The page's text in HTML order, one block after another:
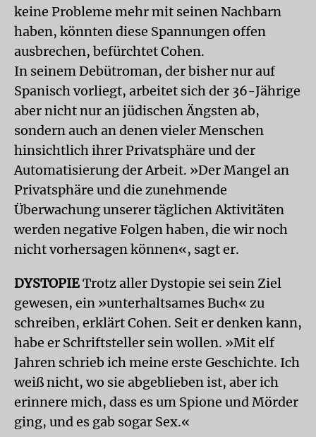
keine Probleme mehr mit seinen Nachbarn
haben, könnten diese Spannungen offen
ausbrechen, befürchtet Cohen.
In seinem Debütroman, der bisher nur auf
Spanisch vorliegt, arbeitet sich der 36-Jährige
aber nicht nur an jüdischen Ängsten ab,
sondern auch an denen vieler Menschen
hinsichtlich ihrer Privatsphäre und der
Automatisierung der Arbeit. »Der Mangel an
Privatsphäre und die zunehmende
Überwachung unserer täglichen Aktivitäten
werden negative Folgen haben, die wir noch
nicht vorhersagen können«, sagt er.
DYSTOPIETrotz aller Dystopie sei sein Ziel
gewesen, ein »unterhaltsames Buch« zu
schreiben, erklärt Cohen. Seit er denken kann,
habe er Schriftsteller sein wollen. »Mit elf
Jahren schrieb ich meine erste Geschichte. Ich
weiß nicht, wo sie abgeblieben ist, aber ich
erinnere mich, dass es um Spione und Mörder
ging, und es gab sogar Sex.«